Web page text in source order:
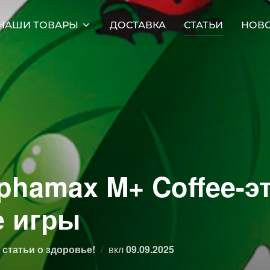
ТОВАРЫ ДОСТАВКА СТАТЬИ
M+ Coffee-
игры
о здоровье! вклОпубликовано
09.09.2025